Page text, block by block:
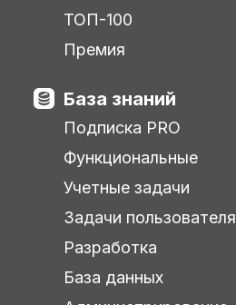
ТОП-100
Премия
База знаний
Подписка PRO
Функциональные
Учетные задачи
Задачи пользователя
Разработка
База данных